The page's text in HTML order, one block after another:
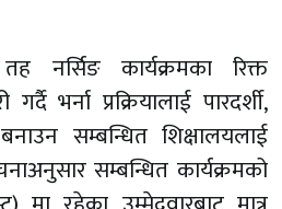
नर्सिङ कार्यक्रमका रिक्त
भर्ना प्रक्रियालाई पारदर्शी,
सम्बन्धित शिक्षालयलाई
सम्बन्धित कार्यक्रमको